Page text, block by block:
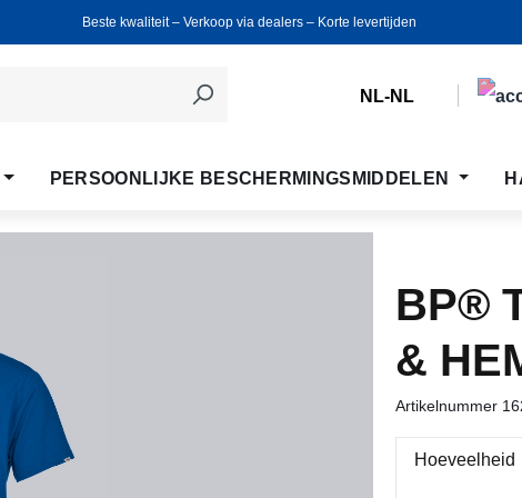
Beste kwaliteit ‒ Verkoop via dealers ‒ Korte levertijden
NL-NL
PERSOONLIJKE BESCHERMINGSMIDDELEN
BP®
&
Artikelnummer
Hoeveelheid